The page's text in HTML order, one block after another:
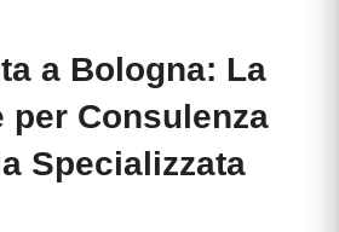
a Bologna: La
per Consulenza
Specializzata